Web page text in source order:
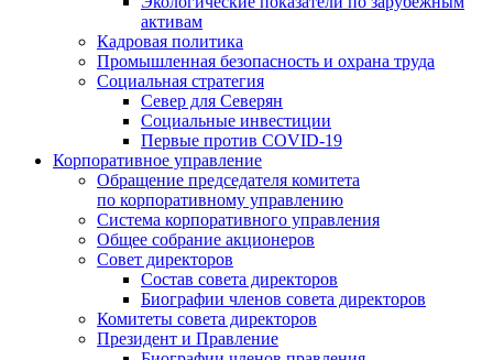
активам
Кадровая политика
Промышленная безопасность и охрана труда
Социальная стратегия
Север для Северян
Социальные инвестиции
Первые против COVID‑19
Корпоративное управление
Обращение председателя комитета
по корпоративному управлению
Система корпоративного управления
Общее собрание акционеров
Совет директоров
Состав совета директоров
Биографии членов совета директоров
Комитеты совета директоров
Президент и Правление